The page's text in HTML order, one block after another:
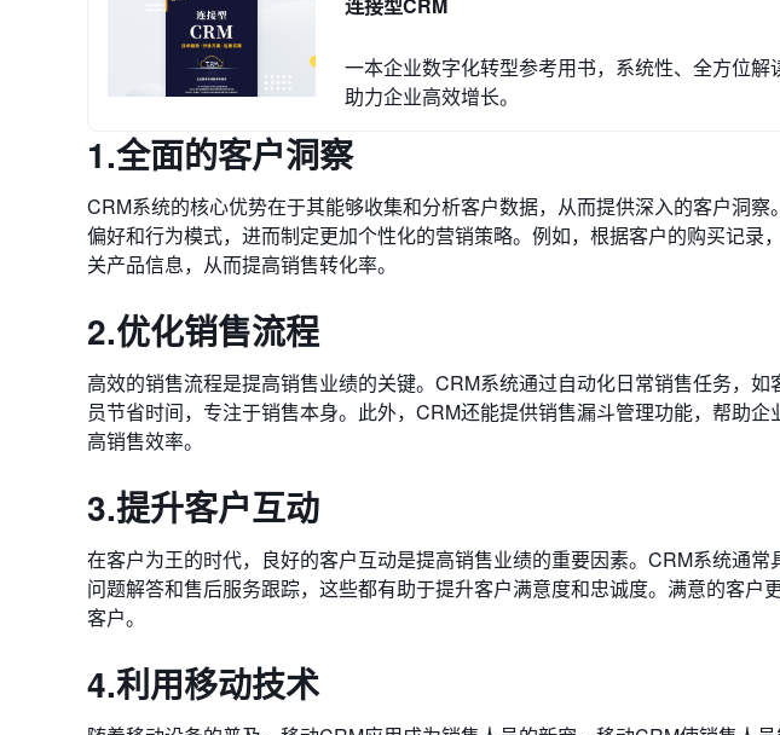
一本企业数字化转型参考用书，系统性、全方位解
助力企业高效增长。
1.全面的客户洞察
CRM系统的核心优势在于其能够收集和分析客户数据，从而提供深入的客户洞察
偏好和行为模式，进而制定更加个性化的营销策略。例如，根据客户的购买记录
关产品信息，从而提高销售转化率。
2.优化销售流程
高效的销售流程是提高销售业绩的关键。CRM系统通过自动化日常销售任务，
员节省时间，专注于销售本身。此外，CRM还能提供销售漏斗管理功能，帮助
高销售效率。
3.提升客户互动
在客户为王的时代，良好的客户互动是提高销售业绩的重要因素。CRM系统通常
问题解答和售后服务跟踪，这些都有助于提升客户满意度和忠诚度。满意的客户
客户。
4.利用移动技术